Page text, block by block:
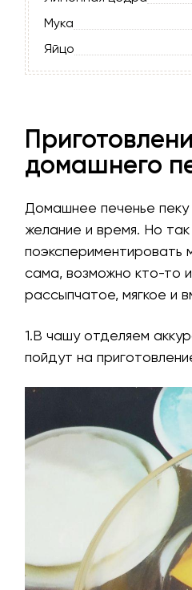
Мука
Яйцо
домашнего
Домашнее печенье
желание и время. Но
сама, возможно кто-то
рассыпчатое, мягкое и
1.В чашу отделяем
пойдут на